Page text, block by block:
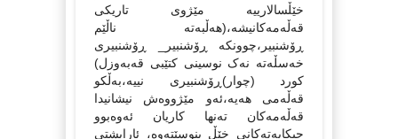
خێڵسالارییه‌ مێژوی تاریکی
قه‌ڵه‌مه‌کانیشه‌،(هه‌ڵبه‌ته‌ ناڵێم
ڕۆشنبیر،چوونکه‌ ڕۆشنبیر_ ڕۆشنبیری
خه‌سڵه‌ته‌ نه‌ک نوسینی کتێبی قه‌به‌وزل)
کورد (چوار)ڕۆشنبیری نییه‌،به‌ڵکو
قه‌ڵه‌می هه‌یه‌،ئه‌و مێژووه‌ش نیشانیدا
قه‌ڵه‌مه‌کان ته‌نها کاریان ئه‌وه‌بوو
حیکایه‌ته‌کانی خێڵ بنوسێته‌وه‌، ئارایشتی